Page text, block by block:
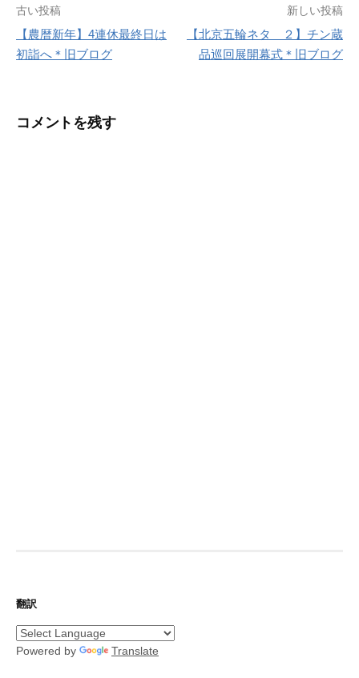
投
稿
古い投稿
【農暦新年】4連休最終日は
初詣へ＊旧ブログ
新しい投稿
【北京五輪ネタ ２】チン蔵
品巡回展開幕式＊旧ブログ
コメントを残す
翻訳
Powered by Translate